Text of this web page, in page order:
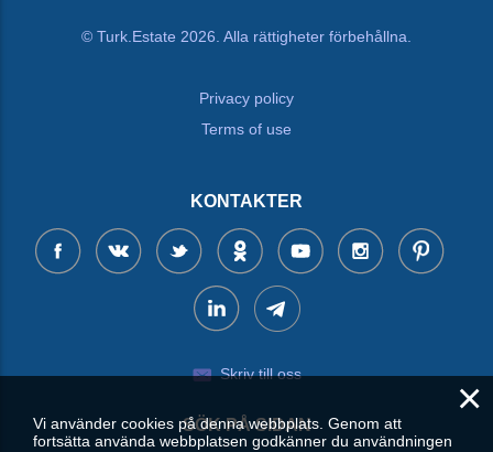
© Turk.Estate 2026. Alla rättigheter förbehållna.
Privacy policy
Terms of use
KONTAKTER
Skriv till oss
SÖK PÅ SIDAN
×
Vi använder cookies på denna webbplats. Genom att
fortsätta använda webbplatsen godkänner du användningen